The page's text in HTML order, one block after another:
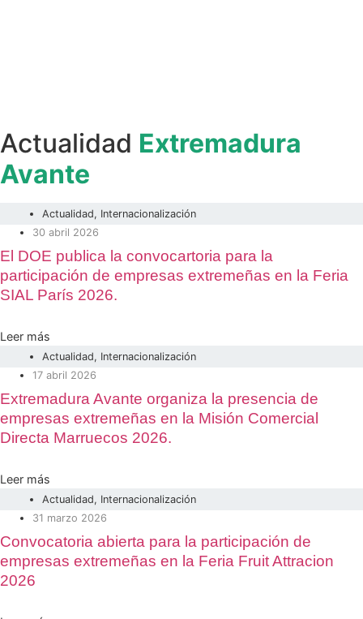
Actualidad Extremadura
Avante
Actualidad, Internacionalización
30 abril 2026
El DOE publica la convocartoria para la
participación de empresas extremeñas en la Feria
SIAL París 2026.
Leer más
Actualidad, Internacionalización
17 abril 2026
Extremadura Avante organiza la presencia de
empresas extremeñas en la Misión Comercial
Directa Marruecos 2026.
Leer más
Actualidad, Internacionalización
31 marzo 2026
Convocatoria abierta para la participación de
empresas extremeñas en la Feria Fruit Attracion
2026